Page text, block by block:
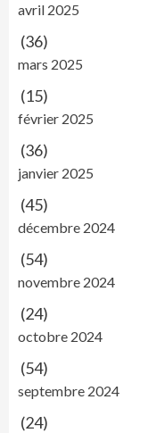
avril 2025
(36)
mars 2025
(15)
février 2025
(36)
janvier 2025
(45)
décembre 2024
(54)
novembre 2024
(24)
octobre 2024
(54)
septembre 2024
(24)